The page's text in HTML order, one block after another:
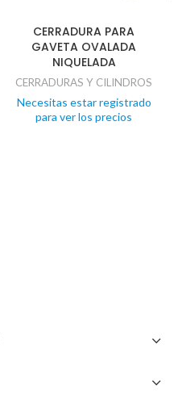
CERRADURA PARA
GAVETA OVALADA
NIQUELADA
CERRADURAS Y CILINDROS
Necesitas estar registrado
para ver los precios